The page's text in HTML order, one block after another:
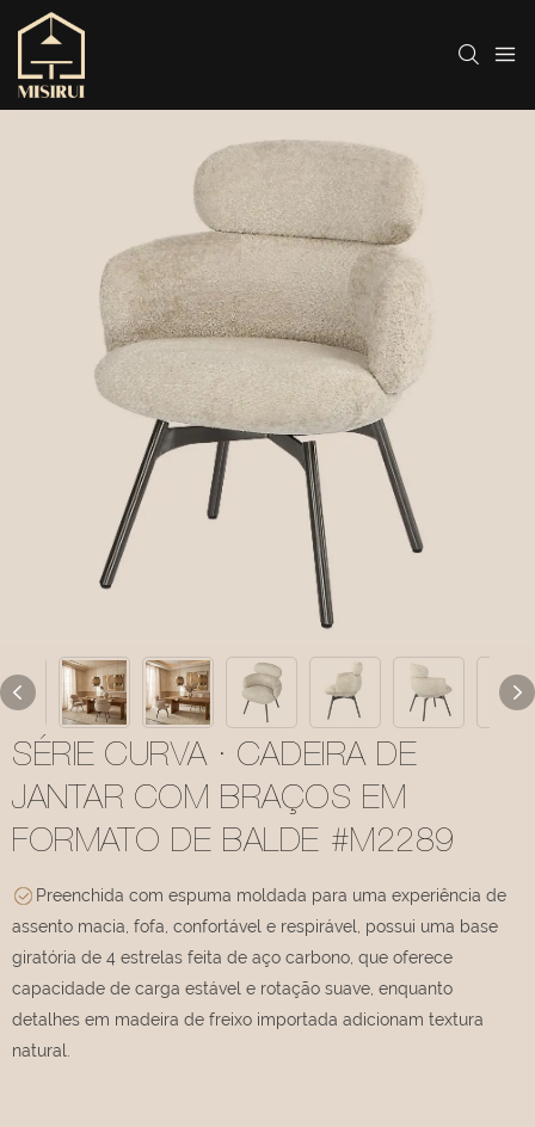
SÉRIE CURVA · CADEIRA DE
JANTAR COM BRAÇOS EM
FORMATO DE BALDE #M2289
Preenchida com espuma moldada para uma experiência de
assento macia, fofa, confortável e respirável, possui uma base
giratória de 4 estrelas feita de aço carbono, que oferece
capacidade de carga estável e rotação suave, enquanto
detalhes em madeira de freixo importada adicionam textura
natural.